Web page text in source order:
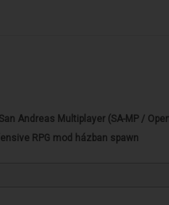
San Andreas Multiplayer (SA-MP /
RPG mod házban spawn